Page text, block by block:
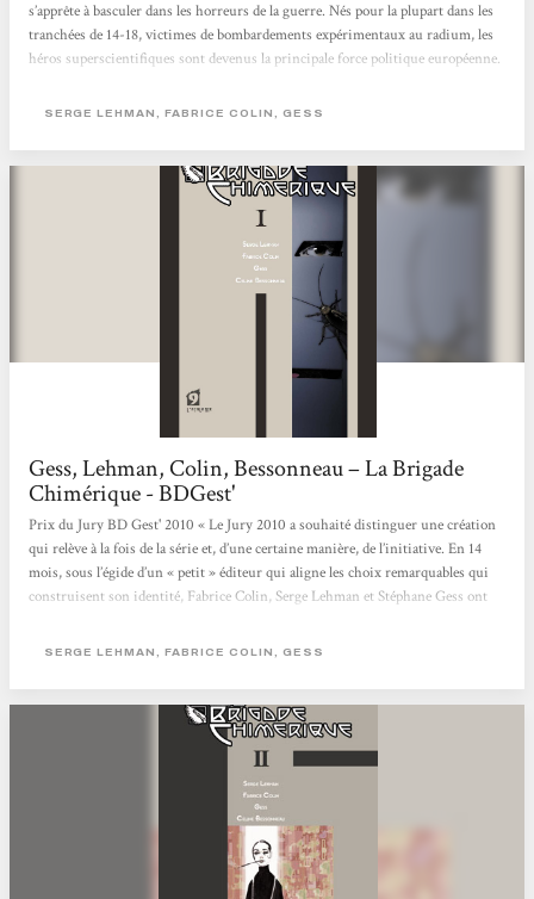
s’apprête à basculer dans les horreurs de la guerre. Nés pour la plupart dans les
tranchées de 14-18, victimes de bombardements expérimentaux au radium, les
héros superscientifiques sont devenus la principale force politique européenne.
londonien, est le protecteur officiel de Paris, désigné dans des circonstances
SERGE LEHMAN, FABRICE COLIN, GESS
Gess, Lehman, Colin, Bessonneau – La Brigade
Chimérique - BDGest'
Prix du Jury BD Gest' 2010 « Le Jury 2010 a souhaité distinguer une création
qui relève à la fois de la série et, d’une certaine manière, de l’initiative. En 14
mois, sous l’égide d’un « petit » éditeur qui aligne les choix remarquables qui
construisent son identité, Fabrice Colin, Serge Lehman et Stéphane Gess ont
sur le continent européen au cours d’une période trouble. La conclusion de
SERGE LEHMAN, FABRICE COLIN, GESS